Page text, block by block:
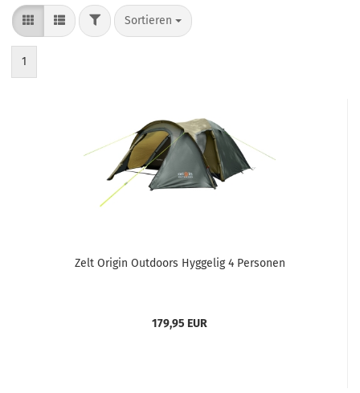
Sortieren
1
Zelt Origin Outdoors Hyggelig 4 Personen
179,95 EUR